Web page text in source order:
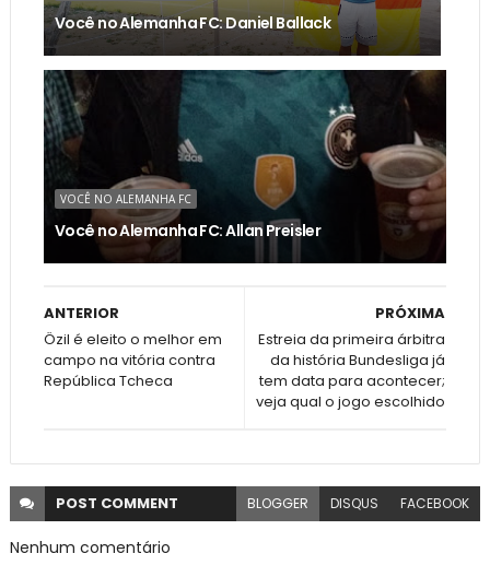
Você no Alemanha FC: Daniel Ballack
VOCÊ NO ALEMANHA FC
Você no Alemanha FC: Allan Preisler
PRÓXIMA
Estreia da primeira árbitra
da história Bundesliga já
tem data para acontecer;
veja qual o jogo escolhido
ANTERIOR
Özil é eleito o melhor em
campo na vitória contra
República Tcheca
POST COMMENT BLOGGER DISQUS FACEBOOK
Nenhum comentário